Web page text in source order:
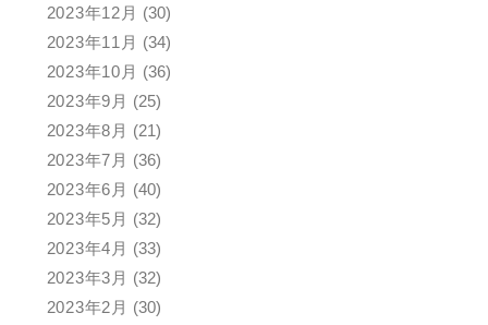
2023年12月 (30)
2023年11月 (34)
2023年10月 (36)
2023年9月 (25)
2023年8月 (21)
2023年7月 (36)
2023年6月 (40)
2023年5月 (32)
2023年4月 (33)
2023年3月 (32)
2023年2月 (30)